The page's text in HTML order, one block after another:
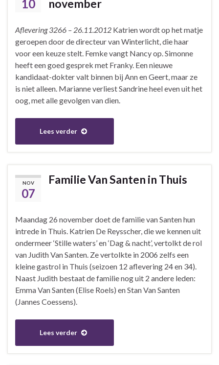
10 november
Aflevering 3266 – 26.11.2012 Katrien wordt op het matje
geroepen door de directeur van Winterlicht, die haar
voor een keuze stelt. Femke vangt Nancy op. Simonne
heeft een goed gesprek met Franky. Een nieuwe
kandidaat-dokter valt binnen bij Ann en Geert, maar ze
is niet alleen. Marianne verliest Sandrine heel even uit het
oog, met alle gevolgen van dien.
Lees verder
NOV
07
Familie Van Santen in Thuis
Maandag 26 november doet de familie van Santen hun
intrede in Thuis. Katrien De Reysscher, die we kennen uit
ondermeer ‘Stille waters’ en ‘Dag & nacht’, vertolkt de rol
van Judith Van Santen. Ze vertolkte in 2006 zelfs een
kleine gastrol in Thuis (seizoen 12 aflevering 24 en 34).
Naast Judith bestaat de familie nog uit 2 andere leden:
Emma Van Santen (Elise Roels) en Stan Van Santen
(Jannes Coessens).
Lees verder